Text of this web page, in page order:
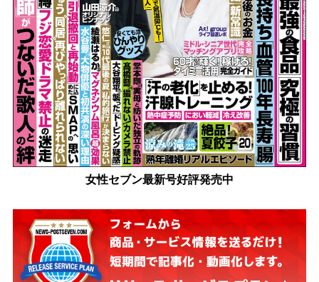
女性セブン最新号好評発売中